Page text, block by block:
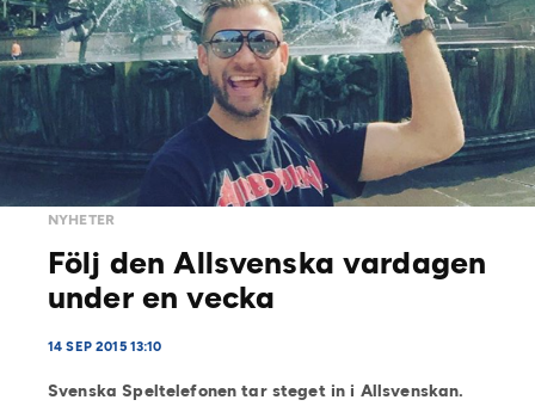
NYHETER
Följ den Allsvenska vardagen
under en vecka
14 SEP 2015 13:10
Svenska Speltelefonen tar steget in i Allsvenskan.